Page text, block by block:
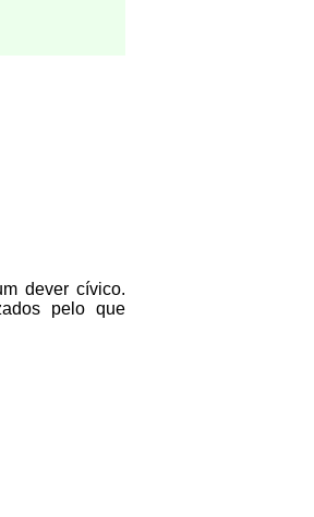
dever cívico.
pelo que